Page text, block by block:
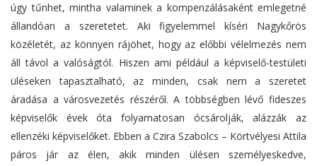
úgy tűnhet, mintha valaminek a kompenzálásaként emlegetné
állandóan a szeretetet. Aki figyelemmel kíséri Nagykőrös
közéletét, az könnyen rájöhet, hogy az előbbi vélelmezés nem
áll távol a valóságtól. Hiszen ami például a képviselő-testületi
üléseken tapasztalható, az minden, csak nem a szeretet
áradása a városvezetés részéről. A többségben lévő fideszes
képviselők évek óta folyamatosan ócsárolják, alázzák az
ellenzéki képviselőket. Ebben a Czira Szabolcs – Körtvélyesi Attila
páros jár az élen, akik minden ülésen személyeskedve,